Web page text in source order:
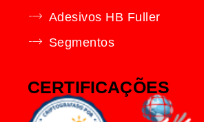
Adesivos HB Fuller
Segmentos
CERTIFICAÇÕES